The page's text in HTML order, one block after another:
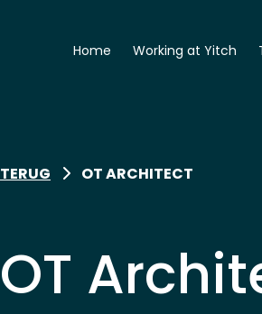
Home Working at Yitch
TERUG OT ARCHITECT
OT